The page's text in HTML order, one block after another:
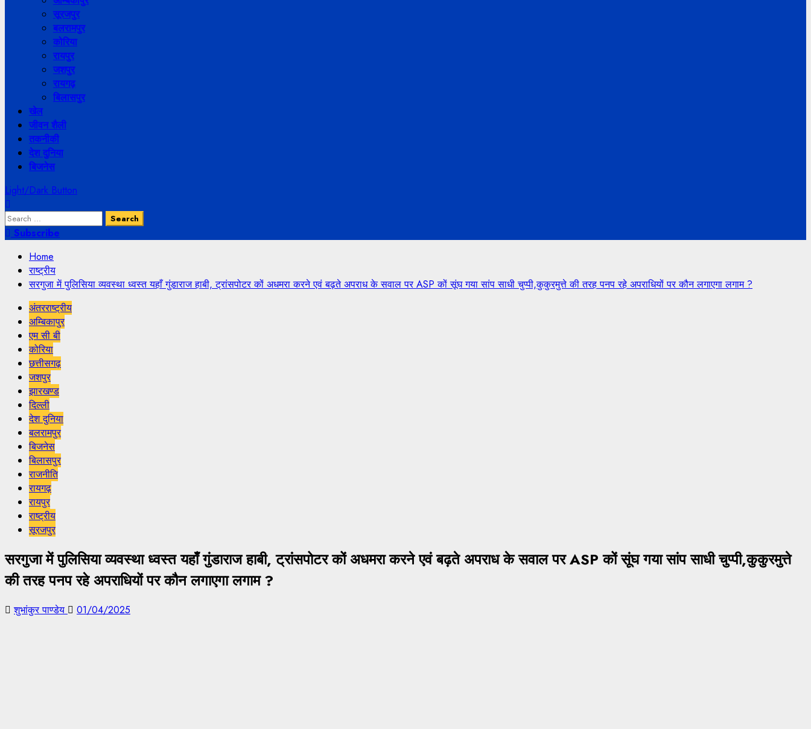
सूरजपुर
बलरामपुर
कोरिया
रायपुर
जशपुर
रायगढ़
बिलासपुर
खेल
जीवन शैली
तकनीकी
देश दुनिया
बिजनेस
Light/Dark Button
Search
for:Subscribe
Home
राष्ट्रीय
सरगुजा में पुलिसिया व्यवस्था ध्वस्त यहाँ गुंडाराज हाबी, ट्रांसपोटर कों अधमरा करने एवं बढ़ते अपराध के सवाल पर ASP कों सूंघ गया सांप साधी चुप्पी,कुकुरमुत्ते की तरह पनप रहे अपराधियों पर कौन लगाएगा लगाम ?
अंतरराष्ट्रीय
अम्बिकापुर
एम सी बी
कोरिया
छत्तीसगढ़
जशपुर
झारखण्ड
दिल्ली
देश दुनिया
बलरामपुर
बिजनेस
बिलासपुर
राजनीति
रायगढ़
रायपुर
राष्ट्रीय
सूरजपुर
सरगुजा में पुलिसिया व्यवस्था ध्वस्त यहाँ गुंडाराज हाबी, ट्रांसपोटर कों अधमरा करने एवं बढ़ते अपराध के सवाल पर ASP कों सूंघ गया सांप साधी चुप्पी,कुकुरमुत्ते
की तरह पनप रहे अपराधियों पर कौन लगाएगा लगाम ?
शुभांकुर पाण्डेय 01/04/2025